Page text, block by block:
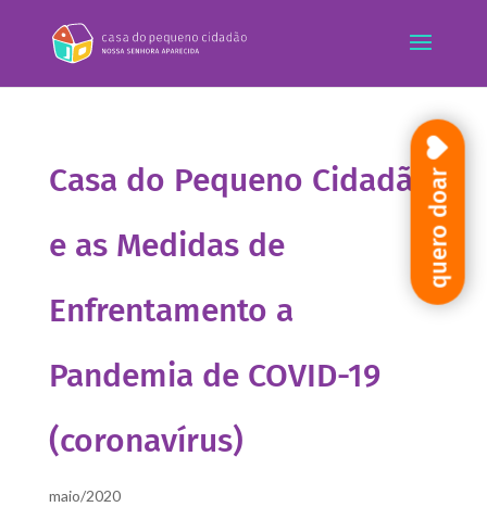
Casa do Pequeno Cidadão
e as Medidas de
Enfrentamento a
Pandemia de COVID-19
(coronavírus)
maio/2020
quero doar